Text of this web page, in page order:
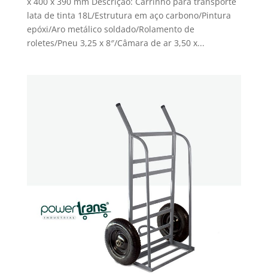
lata de tinta 18L/Estrutura em aço carbono/Pintura
epóxi/Aro metálico soldado/Rolamento de
roletes/Pneu 3,25 x 8″/Câmara de ar 3,50 x...